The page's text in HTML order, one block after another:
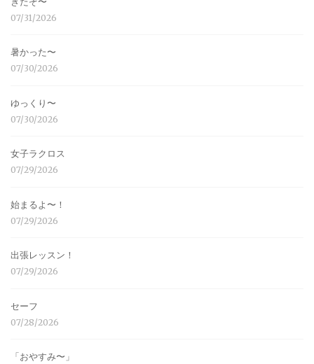
07/31/2026
暑かった〜
07/30/2026
ゆっくり〜
07/30/2026
女子ラクロス
07/29/2026
始まるよ〜！
07/29/2026
出張レッスン！
07/29/2026
セーフ
07/28/2026
「おやすみ〜」